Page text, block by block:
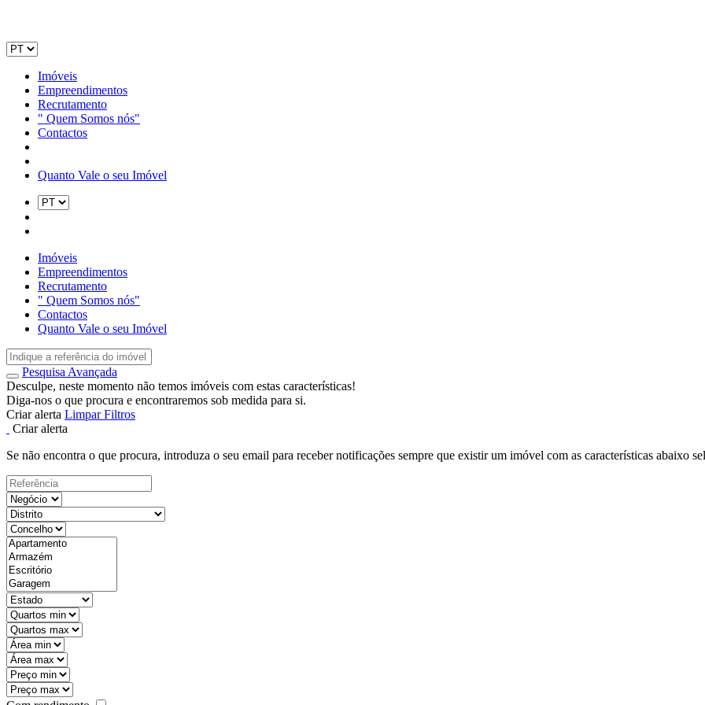
Imóveis
Empreendimentos
Recrutamento
" Quem Somos nós"
Contactos
Quanto Vale o seu Imóvel
Imóveis
Empreendimentos
Recrutamento
" Quem Somos nós"
Contactos
Quanto Vale o seu Imóvel
Pesquisa Avançada
Desculpe, neste momento não temos imóveis com estas características!
Diga-nos o que procura e encontraremos sob medida para si.
Criar alerta Limpar Filtros
Criar alerta
Se não encontra o que procura, introduza o seu email para receber notificações sempre que existir um imóvel com as características abaixo